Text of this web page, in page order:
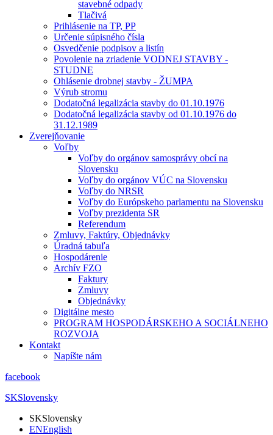
stavebné odpady
Tlačivá
Prihlásenie na TP, PP
Určenie súpisného čísla
Osvedčenie podpisov a listín
Povolenie na zriadenie VODNEJ STAVBY -
STUDNE
Ohlásenie drobnej stavby - ŽUMPA
Výrub stromu
Dodatočná legalizácia stavby do 01.10.1976
Dodatočná legalizácia stavby od 01.10.1976 do
31.12.1989
Zverejňovanie
Voľby
Voľby do orgánov samosprávy obcí na
Slovensku
Voľby do orgánov VÚC na Slovensku
Voľby do NRSR
Voľby do Európskeho parlamentu na Slovensku
Voľby prezidenta SR
Referendum
Zmluvy, Faktúry, Objednávky
Úradná tabuľa
Hospodárenie
Archív FZO
Faktury
Zmluvy
Objednávky
Digitálne mesto
PROGRAM HOSPODÁRSKEHO A SOCIÁLNEHO
ROZVOJA
Kontakt
Napíšte nám
facebook
SKSlovensky
SKSlovensky
ENEnglish